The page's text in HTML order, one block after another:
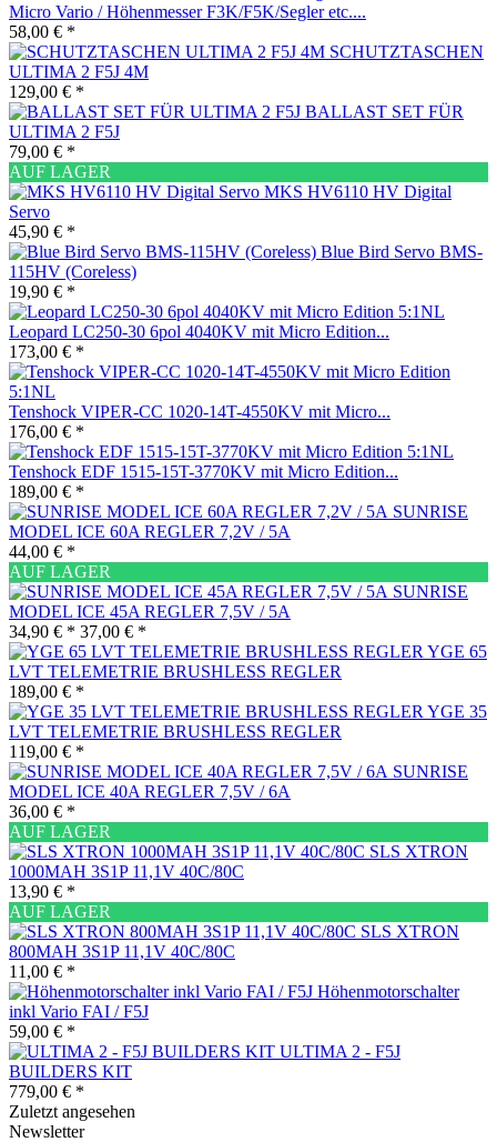
Micro Vario / Höhenmesser F3K/F5K/Segler etc....
58,00 € *
SCHUTZTASCHEN
ULTIMA 2 F5J 4M
129,00 € *
BALLAST SET FÜR
ULTIMA 2 F5J
79,00 € *
AUF LAGER
MKS HV6110 HV Digital
Servo
45,90 € *
Blue Bird Servo BMS-
115HV (Coreless)
19,90 € *
Leopard LC250-30 6pol 4040KV mit Micro Edition...
173,00 € *
Tenshock VIPER-CC 1020-14T-4550KV mit Micro...
176,00 € *
Tenshock EDF 1515-15T-3770KV mit Micro Edition...
189,00 € *
SUNRISE
MODEL ICE 60A REGLER 7,2V / 5A
44,00 € *
AUF LAGER
SUNRISE
MODEL ICE 45A REGLER 7,5V / 5A
34,90 € * 37,00 € *
YGE 65
LVT TELEMETRIE BRUSHLESS REGLER
189,00 € *
YGE 35
LVT TELEMETRIE BRUSHLESS REGLER
119,00 € *
SUNRISE
MODEL ICE 40A REGLER 7,5V / 6A
36,00 € *
AUF LAGER
SLS XTRON
1000MAH 3S1P 11,1V 40C/80C
13,90 € *
AUF LAGER
SLS XTRON
800MAH 3S1P 11,1V 40C/80C
11,00 € *
Höhenmotorschalter
inkl Vario FAI / F5J
59,00 € *
ULTIMA 2 - F5J
BUILDERS KIT
779,00 € *
Zuletzt angesehen
Newsletter